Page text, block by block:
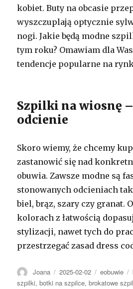
kobiet. Buty na obcasie
wyszczuplają optycznie
nogi. Jakie będą modne
tym roku? Omawiam dla
tendencje popularne na
Szpilki na wiosnę
odcienie
Skoro wiemy, że chcemy
zastanowić się nad
obuwia. Zawsze modne są
stonowanych odcieniach
biel, brąz, szary czy granat.
kolorach z łatwością
stylizacji, nawet tych do
przestrzegać zasad dress
Autor
Joana Opublikowano
2025-02-02 Kategorie
eobuwie
szpilki,botki na szpilce,brokatowe